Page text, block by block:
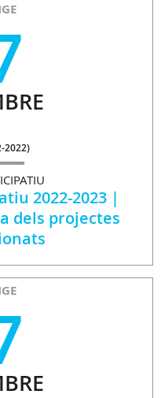
2022)
2022-2023 |
dels projectes